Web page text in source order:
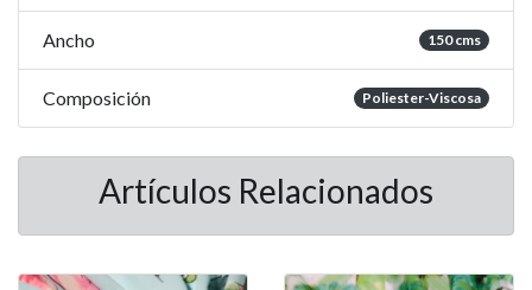
Ancho 150 cms
Composición Poliester-Viscosa
Artículos Relacionados